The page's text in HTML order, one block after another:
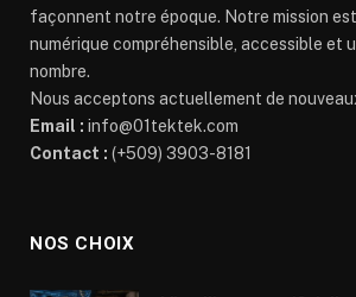
façonnent notre époque. Notre mission
numérique compréhensible, accessible et
nombre.
Nous acceptons actuellement de
Email : info@01tektek.com
Contact : (+509) 3903-8181
NOS CHOIX